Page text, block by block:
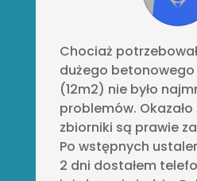
Chociaż
dużego
(12m2) nie było
problemów.
zbiorniki są prawie
Po wstępnych
2 dni dostałem